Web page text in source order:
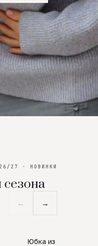
27 · НОВИНКИ
← →
ПРЕДЗАКАЗ
Юбка из